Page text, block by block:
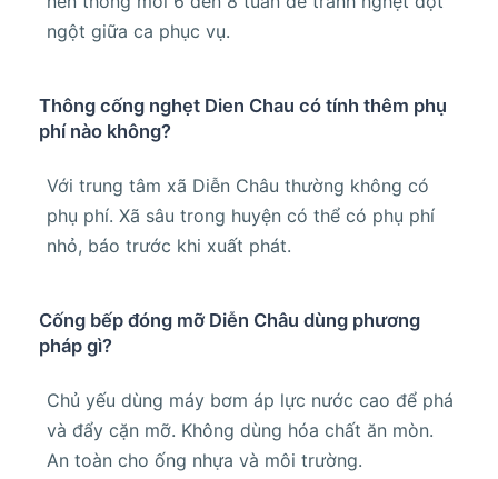
ngột giữa ca phục vụ.
Thông cống nghẹt Dien Chau có tính thêm phụ
phí nào không?
Với trung tâm xã Diễn Châu thường không có
phụ phí. Xã sâu trong huyện có thể có phụ phí
nhỏ, báo trước khi xuất phát.
Cống bếp đóng mỡ Diễn Châu dùng phương
pháp gì?
Chủ yếu dùng máy bơm áp lực nước cao để phá
và đẩy cặn mỡ. Không dùng hóa chất ăn mòn.
An toàn cho ống nhựa và môi trường.